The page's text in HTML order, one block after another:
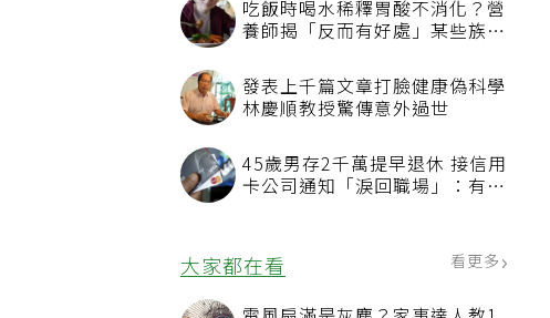
吃飯時喝水稀釋胃酸不消化？營
養師揭「反而有好處」某些族群
發表上千篇文章打臉健康偽科學
林慶順教授驚傳意外過世
45歲男存2千萬提早退休 接信用
卡公司通知「淚回職場」：有錢
大家都在看